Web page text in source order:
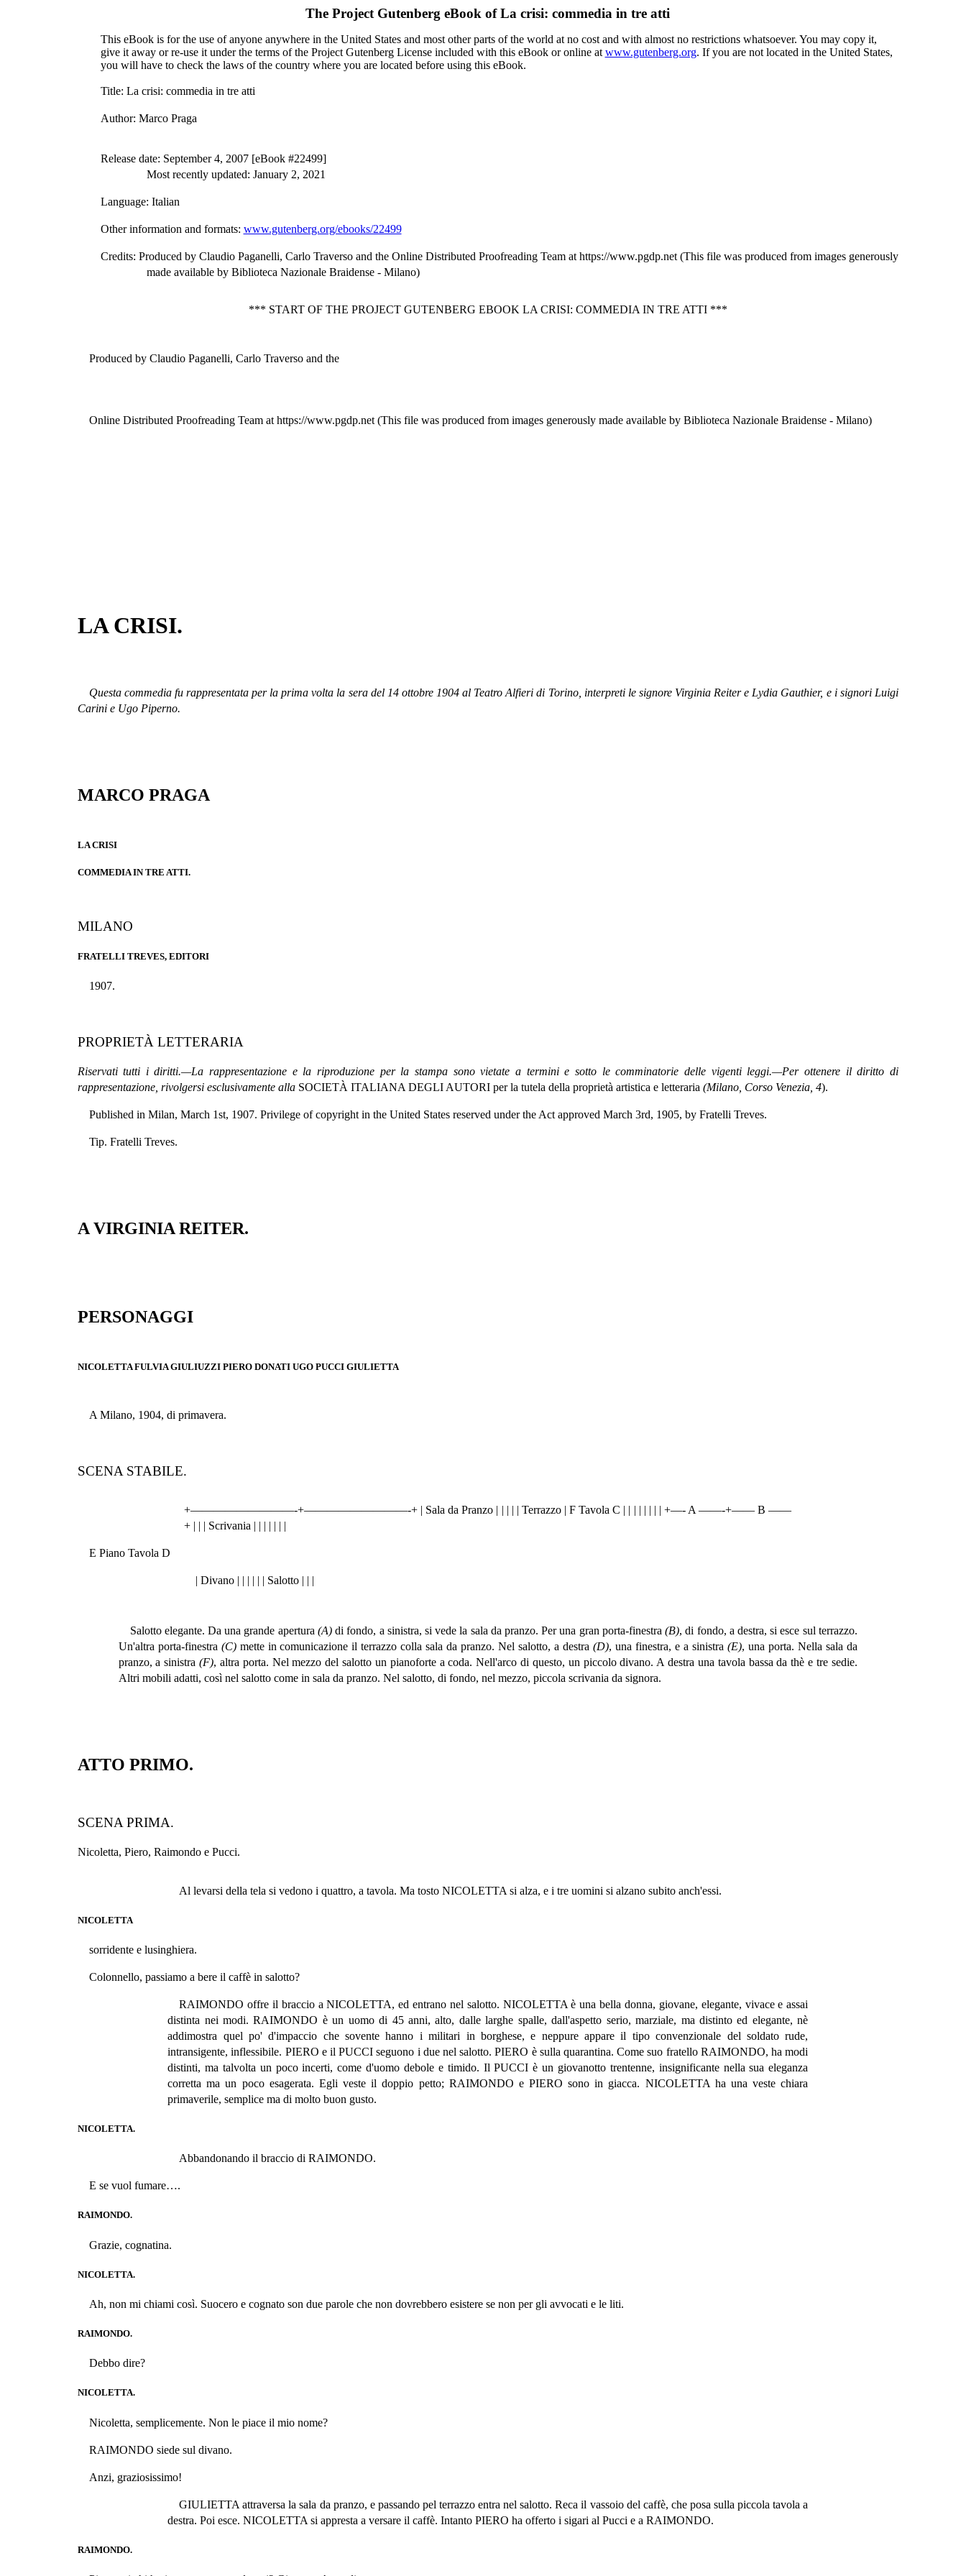
The Project Gutenberg eBook ofLa crisi: commedia in tre atti
This eBook is for the use of anyone anywhere in the United States and most other parts of the world at no cost and with almost no restrictions whatsoever. You may copy it,
give it away or re-use it under the terms of the Project Gutenberg License included with this eBook or online at www.gutenberg.org. If you are not located in the United States,
you will have to check the laws of the country where you are located before using this eBook.
Title: La crisi: commedia in tre atti
Author: Marco Praga
Release date: September 4, 2007 [eBook #22499]
Most recently updated: January 2, 2021
Language: Italian
Other information and formats: www.gutenberg.org/ebooks/22499
Credits: Produced by Claudio Paganelli, Carlo Traverso and the Online Distributed Proofreading Team at https://www.pgdp.net (This file was produced from images generously
made available by Biblioteca Nazionale Braidense - Milano)
*** START OF THE PROJECT GUTENBERG EBOOK LA CRISI: COMMEDIA IN TRE ATTI ***
Produced by Claudio Paganelli, Carlo Traverso and the
Online Distributed Proofreading Team at https://www.pgdp.net (This file was produced from images generously made available by Biblioteca Nazionale Braidense - Milano)
LA CRISI.
Questa commedia fu rappresentata per la prima volta la sera del 14 ottobre 1904 al Teatro Alfieri di Torino, interpreti le signore Virginia Reiter e Lydia Gauthier, e i signori Luigi
Carini e Ugo Piperno.
MARCO PRAGA
LA CRISI
COMMEDIA IN TRE ATTI.
MILANO
FRATELLI TREVES, EDITORI
1907.
PROPRIETÀ LETTERARIA
Riservati tutti i diritti.—La rappresentazione e la riproduzione per la stampa sono vietate a termini e sotto le comminatorie delle vigenti leggi.—Per ottenere il diritto di
rappresentazione, rivolgersi esclusivamente allaSOCIETÀ ITALIANA DEGLI AUTORI per la tutela della proprietà artistica e letteraria (Milano, Corso Venezia, 4).
Published in Milan, March 1st, 1907. Privilege of copyright in the United States reserved under the Act approved March 3rd, 1905, by Fratelli Treves.
Tip. Fratelli Treves.
A VIRGINIA REITER.
PERSONAGGI
NICOLETTA FULVIA GIULIUZZI PIERO DONATI UGO PUCCI GIULIETTA
A Milano, 1904, di primavera.
SCENA STABILE.
+—————————-+—————————-+ | Sala da Pranzo | | | | | Terrazzo | F Tavola C | | | | | | | | +—- A ——-+—— B ——
+ | | | Scrivania | | | | | | |
E Piano Tavola D
| Divano | | | | | | Salotto | | |
Salotto elegante. Da una grande apertura (A)di fondo, a sinistra, si vede la sala da pranzo. Per una gran porta-finestra(B), di fondo, a destra, si esce sul terrazzo.
Un'altra porta-finestra (C)mette in comunicazione il terrazzo colla sala da pranzo. Nel salotto, a destra(D), una finestra, e a sinistra (E), una porta. Nella sala da
pranzo, a sinistra(F), altra porta. Nel mezzo del salotto un pianoforte a coda. Nell'arco di questo, un piccolo divano. A destra una tavola bassa da thè e tre sedie.
Altri mobili adatti, così nel salotto come in sala da pranzo. Nel salotto, di fondo, nel mezzo, piccola scrivania da signora.
ATTO PRIMO.
SCENA PRIMA.
Nicoletta, Piero, Raimondo e Pucci.
Al levarsi della tela si vedono i quattro, a tavola. Ma tosto NICOLETTA si alza, e i tre uomini si alzano subito anch'essi.
NICOLETTA
sorridente e lusinghiera.
Colonnello, passiamo a bere il caffè in salotto?
RAIMONDO offre il braccio a NICOLETTA, ed entrano nel salotto. NICOLETTA è una bella donna, giovane, elegante, vivace e assai
distinta nei modi. RAIMONDO è un uomo di 45 anni, alto, dalle larghe spalle, dall'aspetto serio, marziale, ma distinto ed elegante, nè
addimostra quel po' d'impaccio che sovente hanno i militari in borghese, e neppure appare il tipo convenzionale del soldato rude,
intransigente, inflessibile. PIERO e il PUCCI seguono i due nel salotto. PIERO è sulla quarantina. Come suo fratello RAIMONDO, ha modi
distinti, ma talvolta un poco incerti, come d'uomo debole e timido. Il PUCCI è un giovanotto trentenne, insignificante nella sua eleganza
corretta ma un poco esagerata. Egli veste il doppio petto; RAIMONDO e PIERO sono in giacca. NICOLETTA ha una veste chiara
primaverile, semplice ma di molto buon gusto.
NICOLETTA.
Abbandonando il braccio di RAIMONDO.
E se vuol fumare….
RAIMONDO.
Grazie, cognatina.
NICOLETTA.
Ah, non mi chiami così. Suocero e cognato son due parole che non dovrebbero esistere se non per gli avvocati e le liti.
RAIMONDO.
Debbo dire?
NICOLETTA.
Nicoletta, semplicemente. Non le piace il mio nome?
RAIMONDO siede sul divano.
Anzi, graziosissimo!
GIULIETTA attraversa la sala da pranzo, e passando pel terrazzo entra nel salotto. Reca il vassoio del caffè, che posa sulla piccola tavola a
destra. Poi esce. NICOLETTA si appresta a versare il caffè. Intanto PIERO ha offerto i sigari al Pucci e a RAIMONDO.
RAIMONDO.